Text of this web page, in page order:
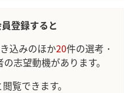
登録すると
込みのほか20件の選考・
志望動機があります。
覧できます。